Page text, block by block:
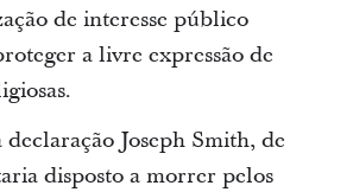
de interesse público
a livre expressão de
declaração Joseph Smith, de
disposto a morrer pelos